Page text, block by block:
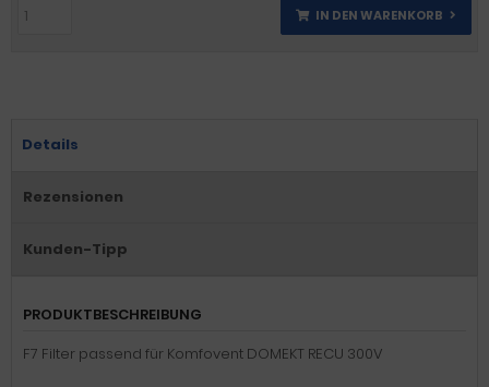
IN DEN WARENKORB
Details
Rezensionen
Kunden-Tipp
PRODUKTBESCHREIBUNG
F7 Filter passend für Komfovent DOMEKT RECU 300V